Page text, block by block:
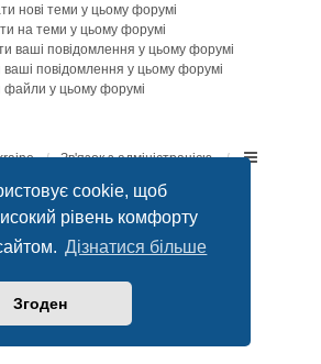
cookie, щоб
рівень комфорту
Дізнатися більше
Згоден
нові теми у цьому форумі
на теми у цьому форумі
ваші повідомлення у цьому форумі
ваші повідомлення у цьому форумі
файли у цьому форумі
Зв'язок з адміністрацією
© phpBB Limited